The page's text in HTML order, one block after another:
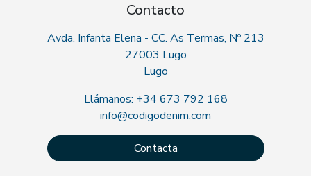
Contacto
Avda. Infanta Elena - CC. As Termas, Nº 213
27003 Lugo
Lugo
Llámanos: +34 673 792 168
info@codigodenim.com
Contacta